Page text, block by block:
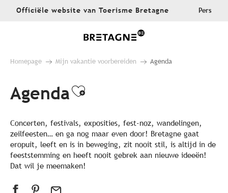
AllerOfficiële website van Toerisme Bretagne Pers
Homepage Mijn vakantie voorbereiden Agenda
AgendaAjouter aux favoris
Concerten, festivals, exposities, fest-noz, wandelingen,
zeilfeesten… en ga nog maar even door! Bretagne gaat
eropuit, leeft en is in beweging, zit nooit stil, is altijd in de
feeststemming en heeft nooit gebrek aan nieuwe ideeën!
Dat wil je meemaken!